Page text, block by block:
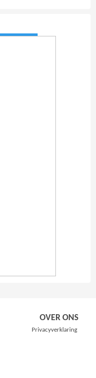
OVER ONS
Privacyverklaring